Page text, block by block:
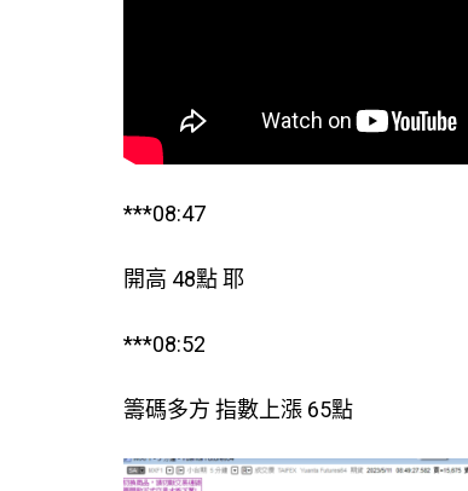
***08:47
開高 48點 耶
***08:52
籌碼多方 指數上漲 65點